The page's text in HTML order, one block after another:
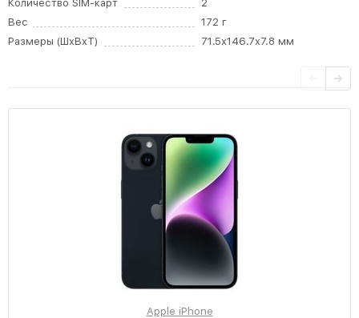
Количество SIM-карт
2
Вес
172 г
Размеры (ШxВxТ)
71.5x146.7x7.8 мм
Apple iPhone